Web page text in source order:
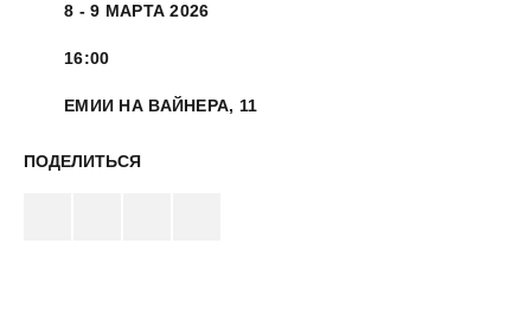
8 - 9 МАРТА 2026
16:00
ЕМИИ НА ВАЙНЕРА, 11
ПОДЕЛИТЬСЯ